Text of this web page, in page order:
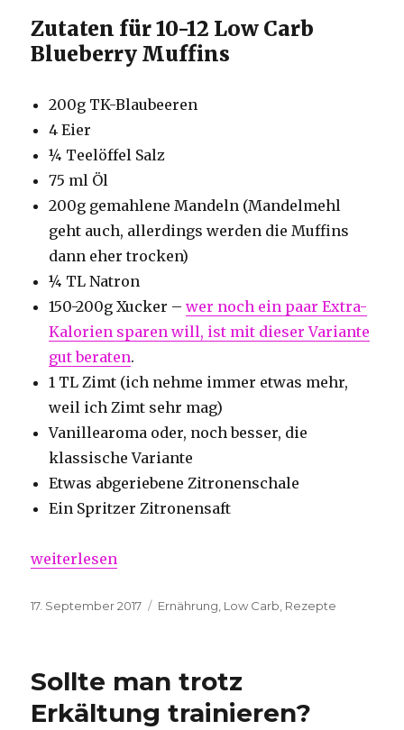
Zutaten für 10-12 Low Carb
Blueberry Muffins
200g TK-Blaubeeren
4 Eier
¼ Teelöffel Salz
75 ml Öl
200g gemahlene Mandeln (Mandelmehl
geht auch, allerdings werden die Muffins
dann eher trocken)
¼ TL Natron
150-200g Xucker –wer noch ein paar Extra-
Kalorien sparen will, ist mit dieser Variante
gut beraten.
1 TL Zimt (ich nehme immer etwas mehr,
weil ich Zimt sehr mag)
Vanillearoma oder, noch besser, die
klassische Variante
Etwas abgeriebene Zitronenschale
Ein Spritzer Zitronensaft
„Low Carb Blueberry Muffins“
weiterlesen
Veröffentlicht
17. September 2017 Kategorien
Ernährung Low Carb Rezepte
Sollte man trotz
Erkältung trainieren?